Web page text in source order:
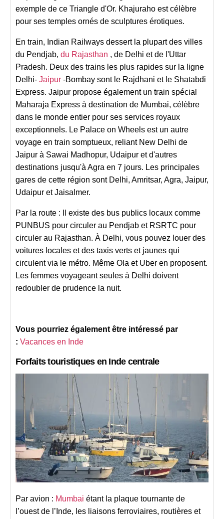
exemple de ce Triangle d'Or. Khajuraho est célèbre
pour ses temples ornés de sculptures érotiques.
En train, Indian Railways dessert la plupart des villes
du Pendjab, du Rajasthan , de Delhi et de l'Uttar
Pradesh. Deux des trains les plus rapides sur la ligne
Delhi- Jaipur -Bombay sont le Rajdhani et le Shatabdi
Express. Jaipur propose également un train spécial
Maharaja Express à destination de Mumbai, célèbre
dans le monde entier pour ses services royaux
exceptionnels. Le Palace on Wheels est un autre
voyage en train somptueux, reliant New Delhi de
Jaipur à Sawai Madhopur, Udaipur et d'autres
destinations jusqu'à Agra en 7 jours. Les principales
gares de cette région sont Delhi, Amritsar, Agra, Jaipur,
Udaipur et Jaisalmer.
Par la route : Il existe des bus publics locaux comme
PUNBUS pour circuler au Pendjab et RSRTC pour
circuler au Rajasthan. À Delhi, vous pouvez louer des
voitures locales et des taxis verts et jaunes qui
circulent via le métro. Même Ola et Uber en proposent.
Les femmes voyageant seules à Delhi doivent
redoubler de prudence la nuit.
Vous pourriez également être intéressé par
: Vacances en Inde
Forfaits touristiques en Inde centrale
Par avion : Mumbai étant la plaque tournante de
l’ouest de l’Inde, les liaisons ferroviaires, routières et